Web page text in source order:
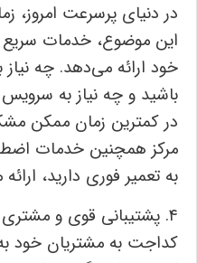
در دنیای پرسرعت امروز،
این موضوع، خدمات سریع و
خود ارائه می‌دهد. چه نیاز
باشید و چه نیاز به سرویس
در کمترین زمان ممکن
مرکز همچنین خدمات
به تعمیر فوری دارید، ارائه
کداجت به مشتریان خود به